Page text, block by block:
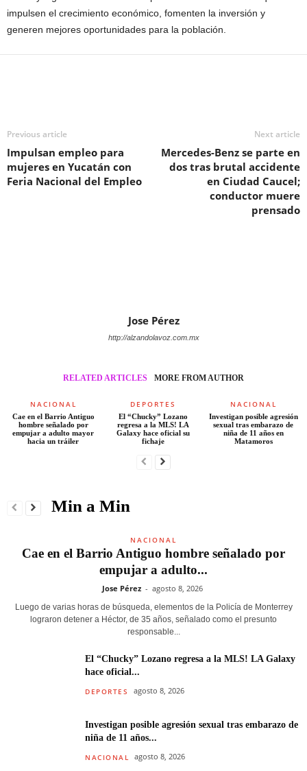
impulsen el crecimiento económico, fomenten la inversión y
generen mejores oportunidades para la población.
Previous article
Impulsan empleo para
mujeres en Yucatán con
Feria Nacional del Empleo
Next article
Mercedes-Benz se parte en
dos tras brutal accidente
en Ciudad Caucel;
conductor muere
prensado
Jose Pérez
http://alzandolavoz.com.mx
RELATED ARTICLES MORE FROM AUTHOR
NACIONAL
Cae en el Barrio Antiguo
hombre señalado por
empujar a adulto mayor
hacia un tráiler
DEPORTES
El “Chucky” Lozano
regresa a la MLS! LA
Galaxy hace oficial su
fichaje
NACIONAL
Investigan posible agresión
sexual tras embarazo de
niña de 11 años en
Matamoros
Min a Min
NACIONAL
Cae en el Barrio Antiguo hombre señalado por
empujar a adulto...
Jose Pérez - agosto 8, 2026
Luego de varias horas de búsqueda, elementos de la Policía de Monterrey
lograron detener a Héctor, de 35 años, señalado como el presunto
responsable...
El “Chucky” Lozano regresa a la MLS! LA Galaxy
hace oficial...
DEPORTES agosto 8, 2026
Investigan posible agresión sexual tras embarazo de
niña de 11 años...
NACIONAL agosto 8, 2026